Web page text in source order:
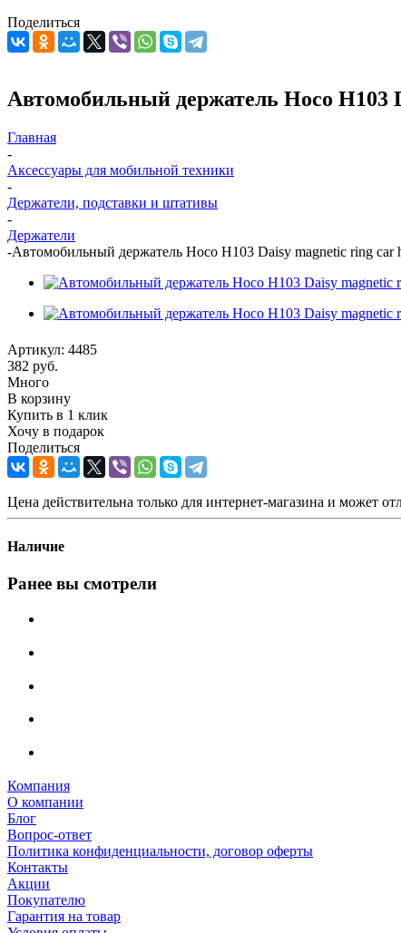
Поделиться
Автомобильный держатель Hoco H103
Главная
-
Аксессуары для мобильной техники
-
Держатели, подставки и штативы
-
Держатели
-Автомобильный держатель Hoco H103 Daisy magnetic ring car
Артикул: 4485
382 руб.
Много
В корзину
Купить в 1 клик
Хочу в подарок
Поделиться
Цена действительна только для интернет-магазина и может
Наличие
Ранее вы смотрели
Компания
О компании
Блог
Вопрос-ответ
Политика конфиденциальности, договор оферты
Контакты
Акции
Покупателю
Гарантия на товар